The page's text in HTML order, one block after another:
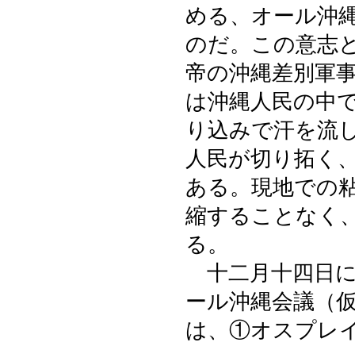
める、オール沖
のだ。この意志
帝の沖縄差別軍
は沖縄人民の中
り込みで汗を流
人民が切り拓く
ある。現地での
縮することなく
る。
十二月十四日
ール沖縄会議（
は、①オスプレ